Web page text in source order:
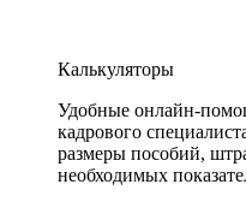
Калькуляторы
Удобные онлайн-
кадрового
размеры пособий,
необходимых